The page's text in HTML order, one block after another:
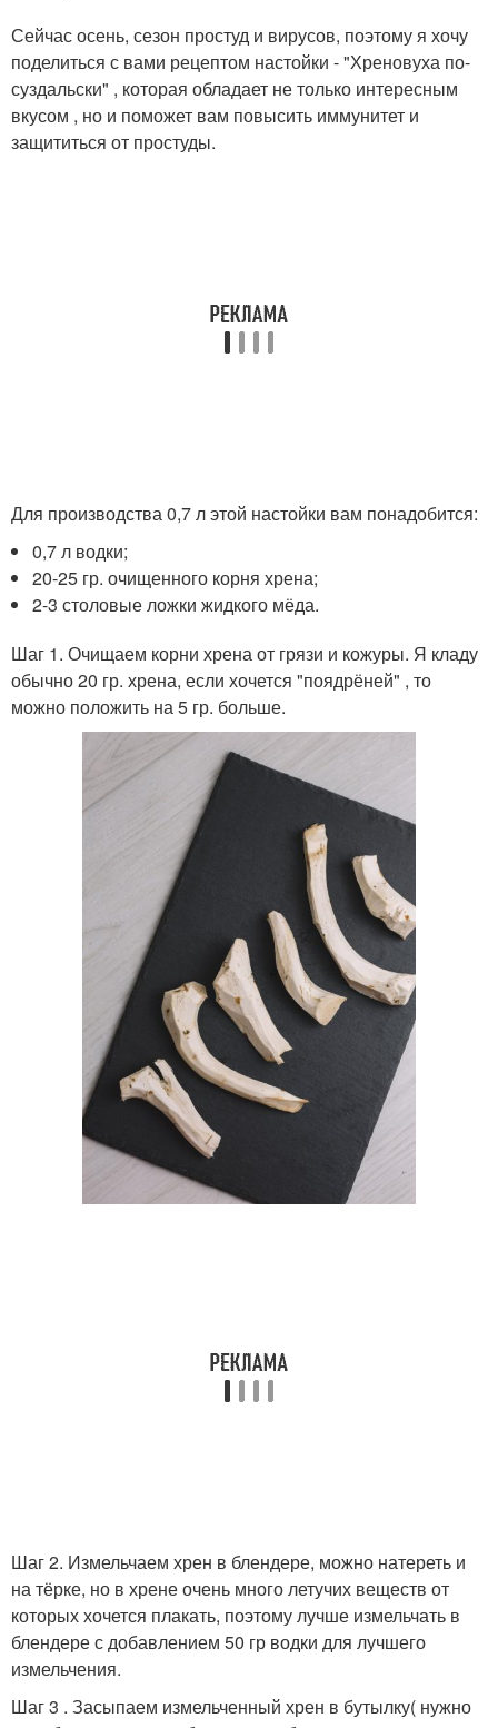
Сейчас осень, сезон простуд и вирусов, поэтому я хочу
поделиться с вами рецептом настойки - "Хреновуха по-
суздальски" , которая обладает не только интересным
вкусом , но и поможет вам повысить иммунитет и
защититься от простуды.
Для производства 0,7 л этой настойки вам понадобится:
0,7 л водки;
20-25 гр. очищенного корня хрена;
2-3 столовые ложки жидкого мёда.
Шаг 1. Очищаем корни хрена от грязи и кожуры. Я кладу
обычно 20 гр. хрена, если хочется "поядрёней" , то
можно положить на 5 гр. больше.
Шаг 2. Измельчаем хрен в блендере, можно натереть и
на тёрке, но в хрене очень много летучих веществ от
которых хочется плакать, поэтому лучше измельчать в
блендере с добавлением 50 гр водки для лучшего
измельчения.
Шаг 3 . Засыпаем измельченный хрен в бутылку( нужно